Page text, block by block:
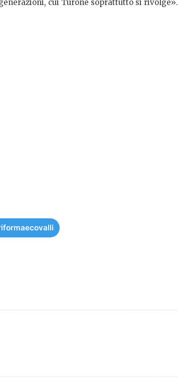
cui Turone soprattutto si rivolge».